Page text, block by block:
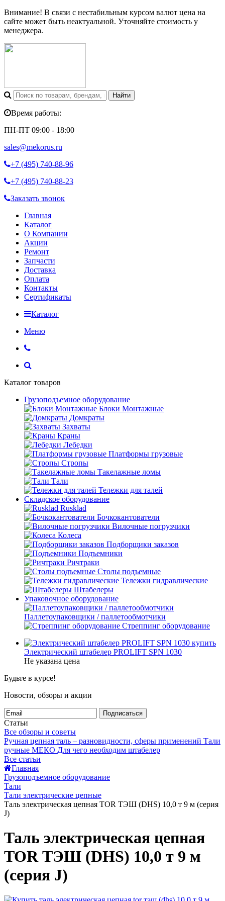
Внимание! В связи с нестабильным курсом валют цена на
сайте может быть неактуальной. Уточняйте стоимость у
менеджера.
Время работы:
ПН-ПТ 09:00 - 18:00
sales@mekorus.ru
+7 (495) 740-88-96
+7 (495) 740-88-23
Заказать звонок
Главная
Каталог
О Компании
Акции
Ремонт
Запчасти
Доставка
Оплата
Контакты
Сертификаты
Каталог
Меню
Каталог товаров
Грузоподъемное оборудование
Блоки Монтажные
Домкраты
Захваты
Краны
Лебедки
Платформы грузовые
Стропы
Такелажные ломы
Тали
Тележки для талей
Складское оборудование
Rusklad
Бочкокантователи
Вилочные погрузчики
Колеса
Подборщики заказов
Подъемники
Ричтраки
Столы подъемные
Тележки гидравлические
Штабелеры
Упаковочное оборудование
Паллетоупаковщики / паллетообмотчики
Стреппинг оборудование
Электрический штабелер PROLIFT SPN 1030
Не указана цена
Будьте в курсе!
Новости, обзоры и акции
Подписаться
Статьи
Все обзоры и советы
Ручная цепная таль – разновидности, сферы применений Тали
ручные МЕКО Для чего необходим штабелер
Все статьи
Главная
Грузоподъемное оборудование
Тали
Тали электрические цепные
Таль электрическая цепная TOR ТЭШ (DHS) 10,0 т 9 м (серия
J)
Таль электрическая цепная
TOR ТЭШ (DHS) 10,0 т 9 м
(серия J)